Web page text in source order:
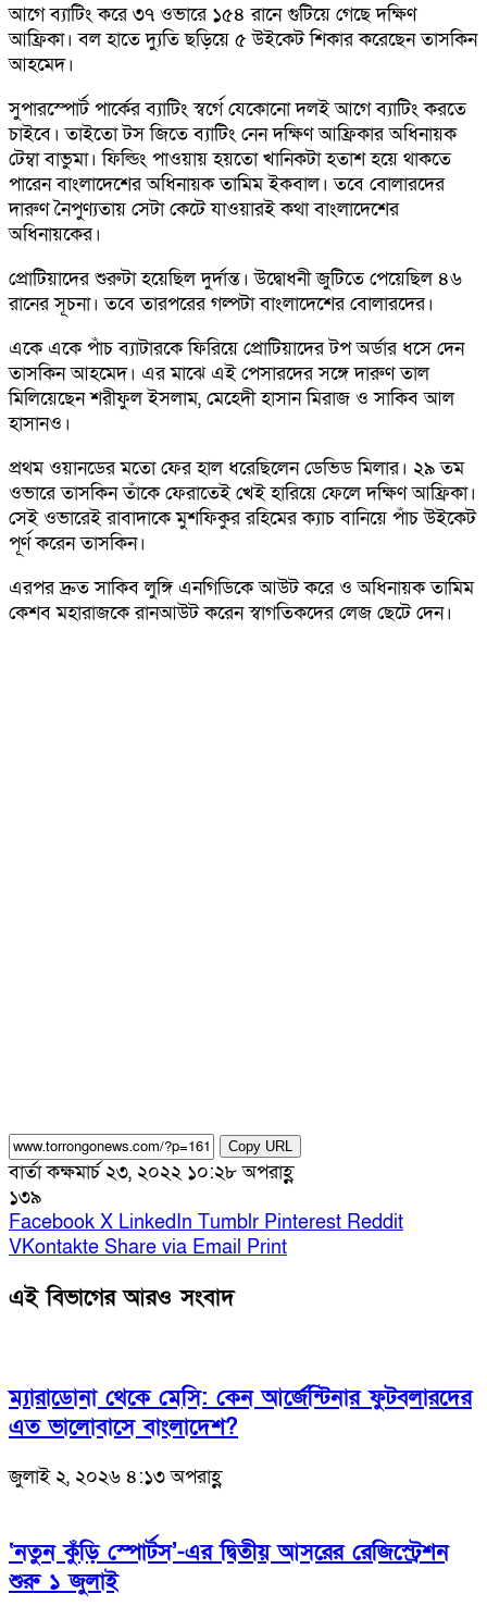
আগে ব্যাটিং করে ৩৭ ওভারে ১৫৪ রানে গুটিয়ে গেছে দক্ষিণ
আফ্রিকা। বল হাতে দ্যুতি ছড়িয়ে ৫ উইকেট শিকার করেছেন তাসকিন
আহমেদ।
সুপারস্পোর্ট পার্কের ব্যাটিং স্বর্গে যেকোনো দলই আগে ব্যাটিং করতে
চাইবে। তাইতো টস জিতে ব্যাটিং নেন দক্ষিণ আফ্রিকার অধিনায়ক
টেম্বা বাভুমা। ফিল্ডিং পাওয়ায় হয়তো খানিকটা হতাশ হয়ে থাকতে
পারেন বাংলাদেশের অধিনায়ক তামিম ইকবাল। তবে বোলারদের
দারুণ নৈপুণ্যতায় সেটা কেটে যাওয়ারই কথা বাংলাদেশের
অধিনায়কের।
প্রোটিয়াদের শুরুটা হয়েছিল দুর্দান্ত। উদ্বোধনী জুটিতে পেয়েছিল ৪৬
রানের সূচনা। তবে তারপরের গল্পটা বাংলাদেশের বোলারদের।
একে একে পাঁচ ব্যাটারকে ফিরিয়ে প্রোটিয়াদের টপ অর্ডার ধসে দেন
তাসকিন আহমেদ। এর মাঝে এই পেসারদের সঙ্গে দারুণ তাল
মিলিয়েছেন শরীফুল ইসলাম, মেহেদী হাসান মিরাজ ও সাকিব আল
হাসানও।
প্রথম ওয়ানডের মতো ফের হাল ধরেছিলেন ডেভিড মিলার। ২৯ তম
ওভারে তাসকিন তাঁকে ফেরাতেই খেই হারিয়ে ফেলে দক্ষিণ আফ্রিকা।
সেই ওভারেই রাবাদাকে মুশফিকুর রহিমের ক্যাচ বানিয়ে পাঁচ উইকেট
পূর্ণ করেন তাসকিন।
এরপর দ্রুত সাকিব লুঙ্গি এনগিডিকে আউট করে ও অধিনায়ক তামিম
কেশব মহারাজকে রানআউট করেন স্বাগতিকদের লেজ ছেটে দেন।
Copy URL
বার্তা কক্ষমার্চ ২৩, ২০২২ ১০:২৮ অপরাহ্ণ
১৩৯
Facebook X LinkedIn Tumblr Pinterest Reddit
VKontakte Share via Email Print
এই বিভাগের আরও সংবাদ
ম্যারাডোনা থেকে মেসি: কেন আর্জেন্টিনার ফুটবলারদের
এত ভালোবাসে বাংলাদেশ?
জুলাই ২, ২০২৬ ৪:১৩ অপরাহ্ণ
‘নতুন কুঁড়ি স্পোর্টস’-এর দ্বিতীয় আসরের রেজিস্ট্রেশন
শুরু ১ জুলাই